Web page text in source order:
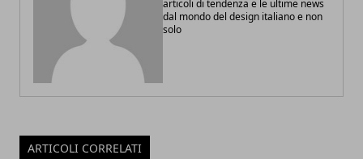
articoli di tendenza e le ultime news
dal mondo del design italiano e non
solo
ARTICOLI CORRELATI